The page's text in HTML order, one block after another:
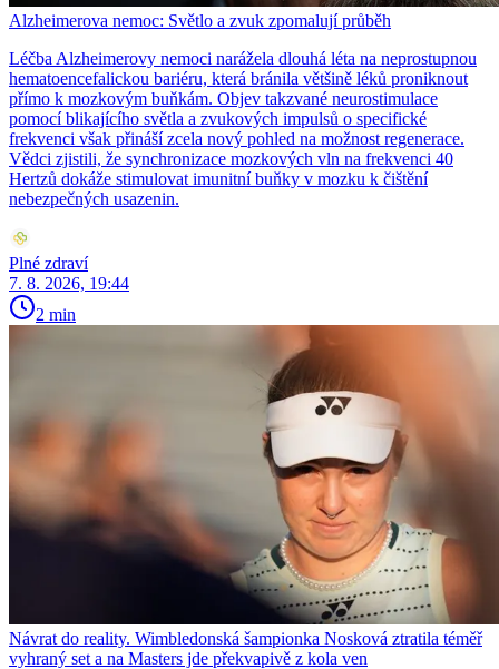
Alzheimerova nemoc: Světlo a zvuk zpomalují průběh
Léčba Alzheimerovy nemoci narážela dlouhá léta na neprostupnou
hematoencefalickou bariéru, která bránila většině léků proniknout
přímo k mozkovým buňkám. Objev takzvané neurostimulace
pomocí blikajícího světla a zvukových impulsů o specifické
frekvenci však přináší zcela nový pohled na možnost regenerace.
Vědci zjistili, že synchronizace mozkových vln na frekvenci 40
Hertzů dokáže stimulovat imunitní buňky v mozku k čištění
nebezpečných usazenin.
Plné zdraví
7. 8. 2026, 19:44
2 min
Návrat do reality. Wimbledonská šampionka Nosková ztratila téměř
vyhraný set a na Masters jde překvapivě z kola ven